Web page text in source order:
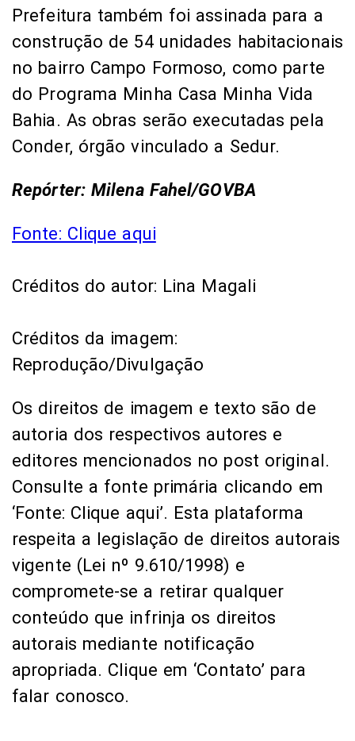
Repórter: Milena Fahel/GOVBA
Fonte: Clique aqui
Créditos do autor: Lina Magali
Reprodução/Divulgação
Os direitos de imagem e texto são de
editores mencionados no post original.
‘Fonte: Clique aqui’. Esta plataforma
respeita a legislação de direitos autorais
vigente (Lei nº 9.610/1998) e
compromete-se a retirar qualquer
conteúdo que infrinja os direitos
autorais mediante notificação
apropriada. Clique em ‘Contato’ para
falar conosco.
Pix amplia participação nos pagamentos em bares e
Prouni abre prazo para comprovar informações da
inscrição